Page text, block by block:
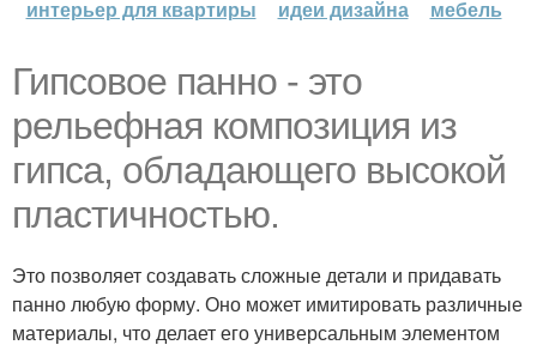
интерьер для квартиры
идеи дизайна мебель
Гипсовое панно - это
рельефная композиция из
гипса, обладающего высокой
пластичностью.
Это позволяет создавать сложные детали и придавать
панно любую форму. Оно может имитировать различные
материалы, что делает его универсальным элементом